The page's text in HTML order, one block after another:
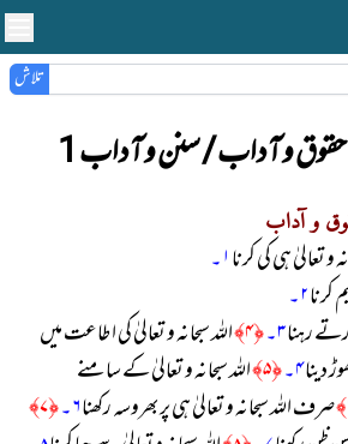
تلاش
حقوق و آداب / سنن و آداب 1
تعالیٰ ہی كی كرنا۱۔
كرنا۲۔
رہنا۳۔ ﴿۴﴾ اللہ سبحانہ و تعالیٰ كی اطاعت میں
دینا۴۔ ﴿۵﴾ اللہ سبحانہ و تعالیٰ كے سامنے
صرف اللہ سبحانہ و تعالیٰ ہی پر بھروسہ ركھنا۶۔ ﴿۷﴾